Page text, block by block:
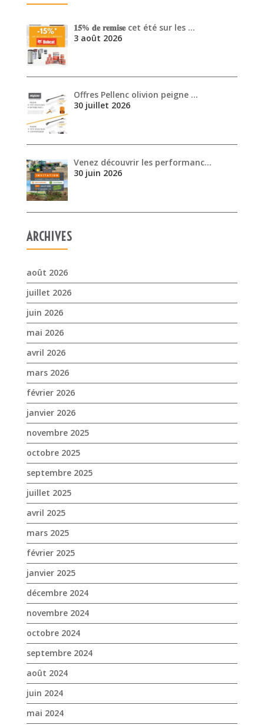
𝟏𝟓% 𝐝𝐞 𝐫𝐞𝐦𝐢𝐬𝐞 cet été sur les …
3 août 2026
Offres Pellenc olivion peigne …
30 juillet 2026
Venez découvrir les performanc…
30 juin 2026
ARCHIVES
août 2026
juillet 2026
juin 2026
mai 2026
avril 2026
mars 2026
février 2026
janvier 2026
novembre 2025
octobre 2025
septembre 2025
juillet 2025
avril 2025
mars 2025
février 2025
janvier 2025
décembre 2024
novembre 2024
octobre 2024
septembre 2024
août 2024
juin 2024
mai 2024